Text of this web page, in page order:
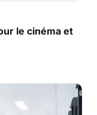
le cinéma et